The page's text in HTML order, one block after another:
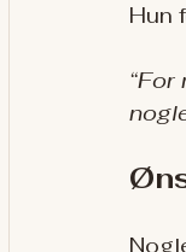
Hun